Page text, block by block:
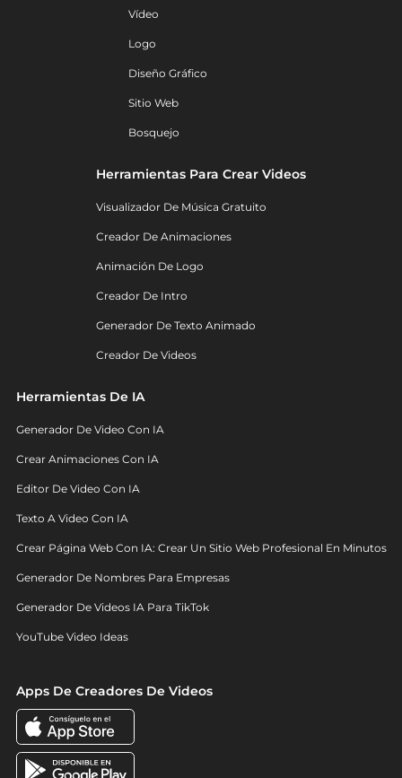
Vídeo
Logo
Diseño Gráfico
Sitio Web
Bosquejo
Herramientas Para Crear Videos
Visualizador De Música Gratuito
Creador De Animaciones
Animación De Logo
Creador De Intro
Generador De Texto Animado
Creador De Videos
Herramientas De IA
Generador De Video Con IA
Crear Animaciones Con IA
Editor De Video Con IA
Texto A Video Con IA
Crear Página Web Con IA: Crear Un Sitio Web Profesional En Minutos
Generador De Nombres Para Empresas
Generador De Videos IA Para TikTok
YouTube Video Ideas
Apps De Creadores De Videos